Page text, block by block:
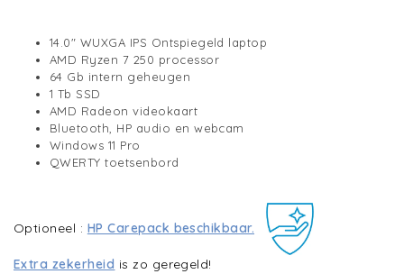
14.0" WUXGA IPS Ontspiegeld laptop
AMD Ryzen 7 250 processor
64 Gb intern geheugen
1 Tb SSD
AMD Radeon videokaart
Bluetooth, HP audio en webcam
Windows 11 Pro
QWERTY toetsenbord
Optioneel : HP Carepack beschikbaar.
Extra zekerheid is zo geregeld!